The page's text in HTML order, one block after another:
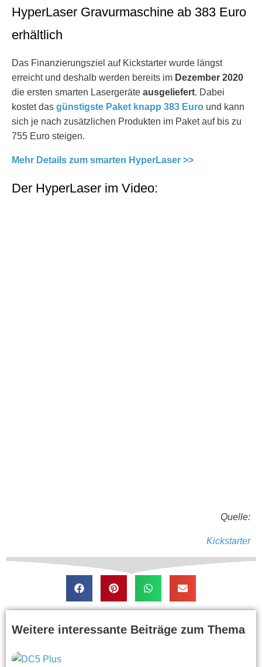
HyperLaser Gravurmaschine ab 383 Euro
erhältlich
Das Finanzierungsziel auf Kickstarter wurde längst
erreicht und deshalb werden bereits im Dezember 2020
die ersten smarten Lasergeräte ausgeliefert. Dabei
kostet das günstigste Paket knapp 383 Euro und kann
sich je nach zusätzlichen Produkten im Paket auf bis zu
755 Euro steigen.
Mehr Details zum smarten HyperLaser >>
Der HyperLaser im Video:
Quelle:
Kickstarter
Weitere interessante Beiträge zum Thema